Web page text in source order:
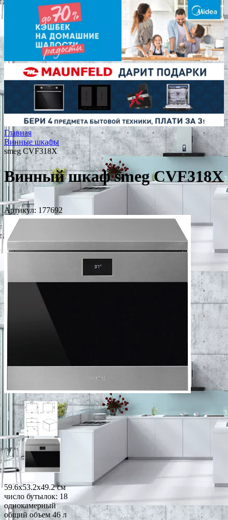
Главная
Винные шкафы
smeg CVF318X
Винный шкаф smeg CVF318X
Артикул: 177692
59.6x53.2x49.2 см
число бутылок: 18
однокамерный
общий объем 46 л